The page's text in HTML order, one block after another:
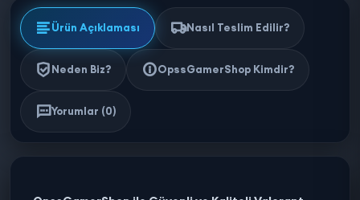
Ürün Açıklaması Nasıl Teslim Edilir?
Neden Biz? OpssGamerShop Kimdir?
Yorumlar (0)